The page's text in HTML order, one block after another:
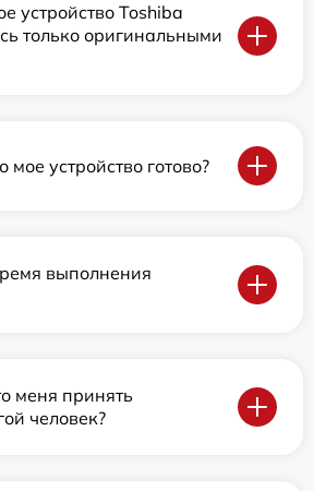
устройство Toshiba
только оригинальными
мое устройство готово?
выполнения
меня принять
человек?